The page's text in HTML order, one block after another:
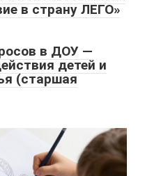
в страну ЛЕГО»
в ДОУ —
детей и
(старшая